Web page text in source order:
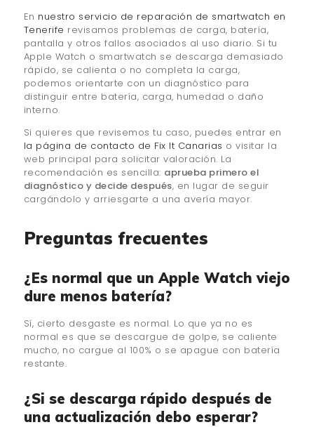
En nuestro servicio de reparación de smartwatch en
Tenerife revisamos problemas de carga, batería,
pantalla y otros fallos asociados al uso diario. Si tu
Apple Watch o smartwatch se descarga demasiado
rápido, se calienta o no completa la carga,
podemos orientarte con un diagnóstico para
distinguir entre batería, carga, humedad o daño
interno.
Si quieres que revisemos tu caso, puedes entrar en
la página de contacto de Fix It Canarias o visitar la
web principal para solicitar valoración. La
recomendación es sencilla: aprueba primero el
diagnóstico y decide después, en lugar de seguir
cargándolo y arriesgarte a una avería mayor.
Preguntas frecuentes
¿Es normal que un Apple Watch viejo
dure menos batería?
Sí, cierto desgaste es normal. Lo que ya no es
normal es que se descargue de golpe, se caliente
mucho, no cargue al 100% o se apague con batería
restante.
¿Si se descarga rápido después de
una actualización debo esperar?